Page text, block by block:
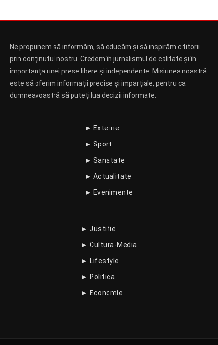
Ne propunem să informăm, să educăm și să inspirăm cititorii
prin conținutul nostru. Credem în jurnalismul de calitate și în
importanța unei prese libere și independente. Misiunea noastră
este să oferim informații precise și imparțiale, pentru ca
dumneavoastră să puteți lua decizii informate.
► Externe
► Sport
► Sanatate
► Actualitate
► Evenimente
► Justitie
► Cultura-Media
► Lifestyle
► Politica
► Economie